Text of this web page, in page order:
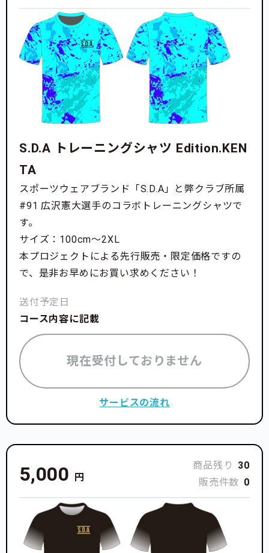
S.D.A トレーニングシャツ Edition.KEN
TA
スポーツウェアブランド「S.D.A」と弊クラブ所属
#91 広沢憲大選手のコラボトレーニングシャツで
す。
サイズ：100cm〜2XL
本プロジェクトによる先行販売・限定価格ですの
で、是非お早めにお買い求めください！
送付予定日
コース内容に記載
現在受付しておりません
サービスの流れ
5,000 円
商品残り
30
販売件数 0